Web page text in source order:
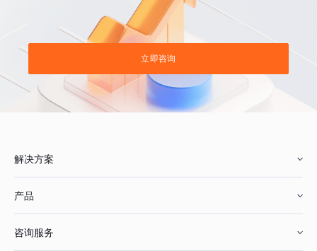
立即咨询
解决方案
产品
咨询服务